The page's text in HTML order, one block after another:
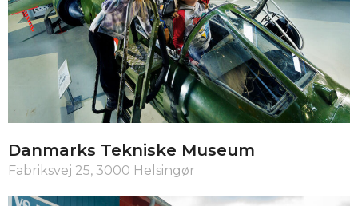
Danmarks Tekniske Museum
Fabriksvej 25, 3000 Helsingør